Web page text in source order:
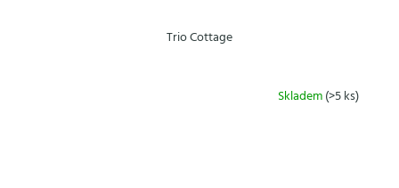
Trio Cottage
Skladem(>5 ks)